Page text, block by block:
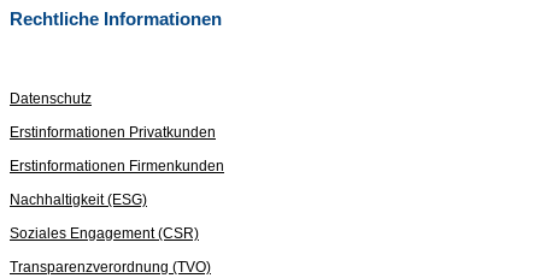
Rechtliche Informationen
Datenschutz
Erstinformationen Privatkunden
Erstinformationen Firmenkunden
Nachhaltigkeit (ESG)
Soziales Engagement (CSR)
Transparenzverordnung (TVO)